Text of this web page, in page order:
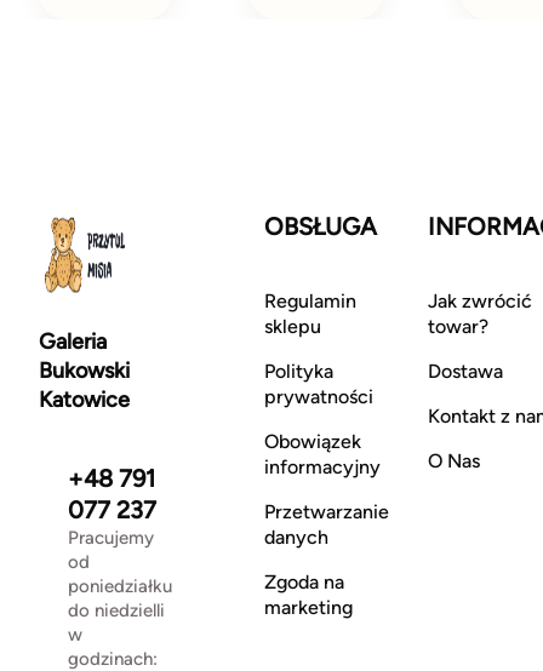
Galeria
Bukowski
Katowice
+48 791
077 237
Pracujemy
od
poniedziałku
do niedzielli
w
godzinach:
OBSŁUGA
Regulamin
sklepu
Polityka
prywatności
Obowiązek
informacyjny
Przetwarzanie
danych
Zgoda na
marketing
Jak zwrócić
towar?
Dostawa
Kontakt z
O Nas